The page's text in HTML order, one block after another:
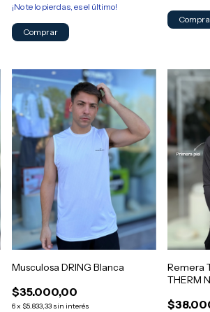
¡No te lo pierdas, es el último!
Comprar
Musculosa DRING Blanca
$35.000,00
6x $5.833,33 sin interés
Remera
THERM